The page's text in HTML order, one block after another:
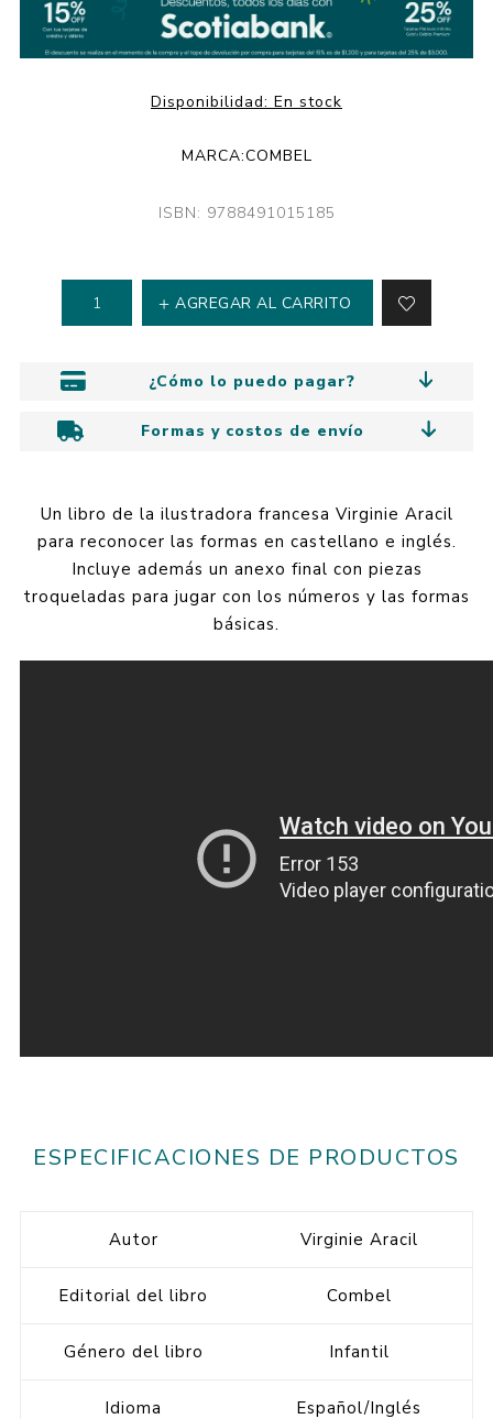
Disponibilidad: En stock
MARCA:COMBEL
ISBN: 9788491015185
AGREGAR AL CARRITO
¿Cómo lo puedo pagar?
Formas y costos de envío
Un libro de la ilustradora francesa Virginie Aracil
para reconocer las formas en castellano e inglés.
Incluye además un anexo final con piezas
troqueladas para jugar con los números y las formas
básicas.
ESPECIFICACIONES DE PRODUCTOS
Autor Virginie Aracil
Editorial del libro Combel
Género del libro Infantil
Idioma Español/Inglés